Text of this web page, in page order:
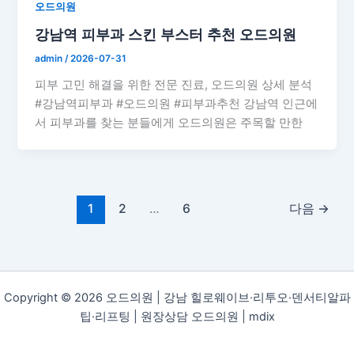
오드의원
강남역 피부과 스킨 부스터 추천 오드의원
admin/2026-07-31
피부 고민 해결을 위한 전문 진료, 오드의원 상세 분석
#강남역피부과 #오드의원 #피부과추천 강남역 인근에
서 피부과를 찾는 분들에게 오드의원은 주목할 만한
1 2 … 6 다음 →
Copyright © 2026 오드의원 | 강남 힐로웨이브·리투오·덴서티알파
팁·리프팅 | 원장상담 오드의원 | mdix